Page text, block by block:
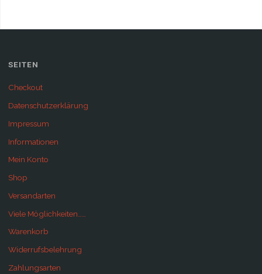
SEITEN
Checkout
Datenschutzerklärung
Impressum
Informationen
Mein Konto
Shop
Versandarten
Viele Möglichkeiten……
Warenkorb
Widerrufsbelehrung
Zahlungsarten